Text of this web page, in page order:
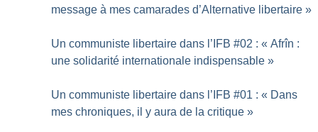
message à mes camarades d’Alternative libertaire »
Un communiste libertaire dans l’IFB #02 : « Afrîn :
une solidarité internationale indispensable »
Un communiste libertaire dans l’IFB #01 : « Dans
mes chroniques, il y aura de la critique »